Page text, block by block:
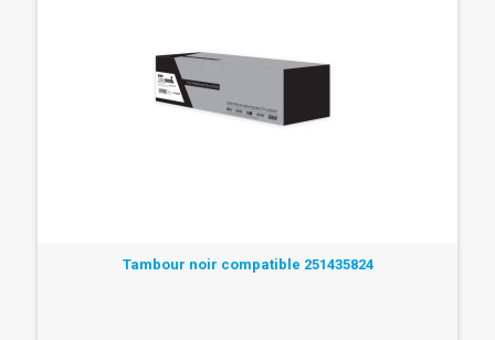
Tambour noir compatible 251435824